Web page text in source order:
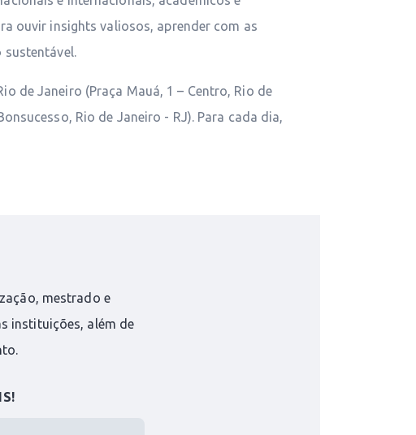
ouvir insights valiosos, aprender com as
sustentável.
de Janeiro (Praça Mauá, 1 – Centro, Rio de
Rio de Janeiro - RJ). Para cada dia,
mestrado e
instituições, além de